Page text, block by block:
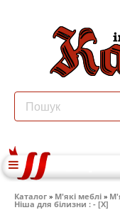
Каталог » М'які меблі »
Ніша для білизни : - [X]